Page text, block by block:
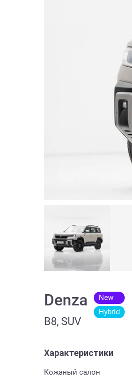
Denza
B8, SUV
New
Hybrid
Характеристики
Кожаный салон